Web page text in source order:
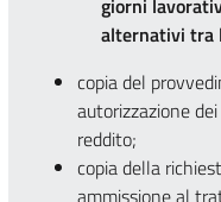
alternativi tra
copia del
autorizzazione
reddito;
copia della
ammissione al